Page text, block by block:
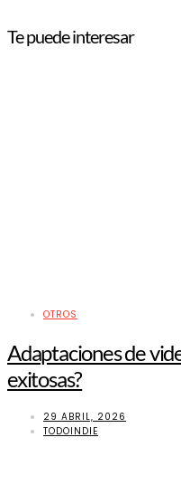
Te puede interesar
OTROS
Adaptaciones de
exitosas?
29 ABRIL, 2026
TODOINDIE